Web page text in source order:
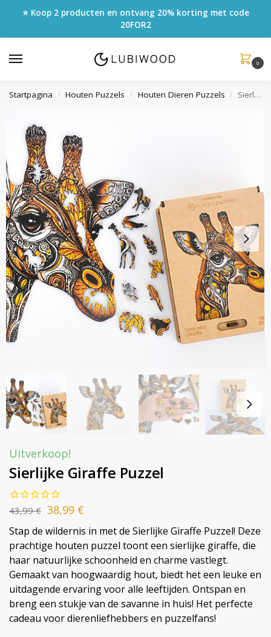
⭐ Koop 2 producten en ontvang 20% korting met code
20FOR2
0
Startpagina / Houten Puzzels / Houten Dieren Puzzels / Sierlijke Giraffe Puzzel
Uitverkoop!
Sierlijke Giraffe Puzzel
43,99€ 38,99 €
Stap de wildernis in met de Sierlijke Giraffe Puzzel! Deze
prachtige houten puzzel toont een sierlijke giraffe, die
haar natuurlijke schoonheid en charme vastlegt.
Gemaakt van hoogwaardig hout, biedt het een leuke en
uitdagende ervaring voor alle leeftijden. Ontspan en
breng een stukje van de savanne in huis! Het perfecte
cadeau voor dierenliefhebbers en puzzelfans!